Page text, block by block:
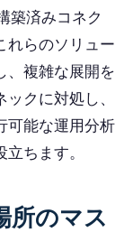
築済みコネク
れらのソリュー
、複雑な展開を
クに対処し、
可能な運用分析
ちます。
所のマス